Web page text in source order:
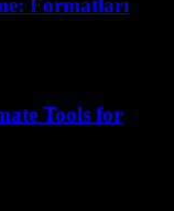
Tools for